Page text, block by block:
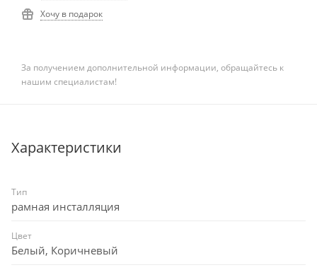
Хочу в подарок
За получением дополнительной информации, обращайтесь к
нашим специалистам!
Характеристики
Тип
рамная инсталляция
Цвет
Белый, Коричневый